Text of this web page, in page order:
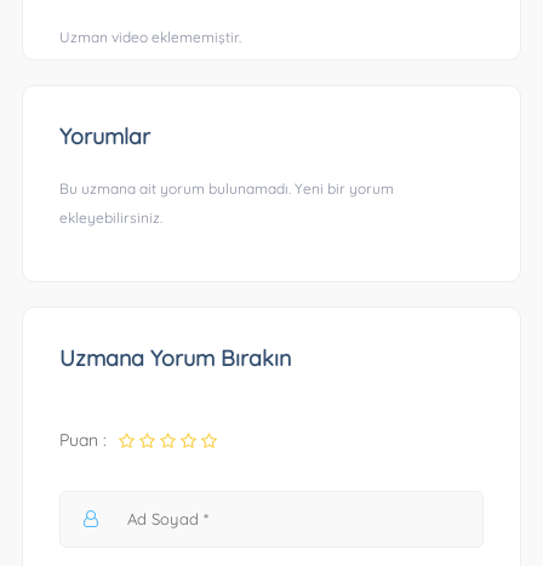
Uzman video eklememiştir.
Yorumlar
Bu uzmana ait yorum bulunamadı. Yeni bir yorum
ekleyebilirsiniz.
Uzmana Yorum Bırakın
Puan :